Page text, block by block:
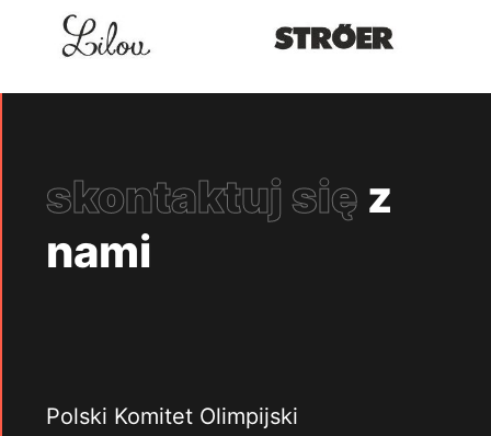
skontaktuj się z
nami
Polski Komitet Olimpijski